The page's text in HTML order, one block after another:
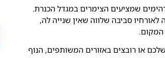
שמציעים הצימרים במגדל הכנרת.
סביבה שלווה שאין שנייה לה,
או רובצים באזורים המשותפים, הנוף